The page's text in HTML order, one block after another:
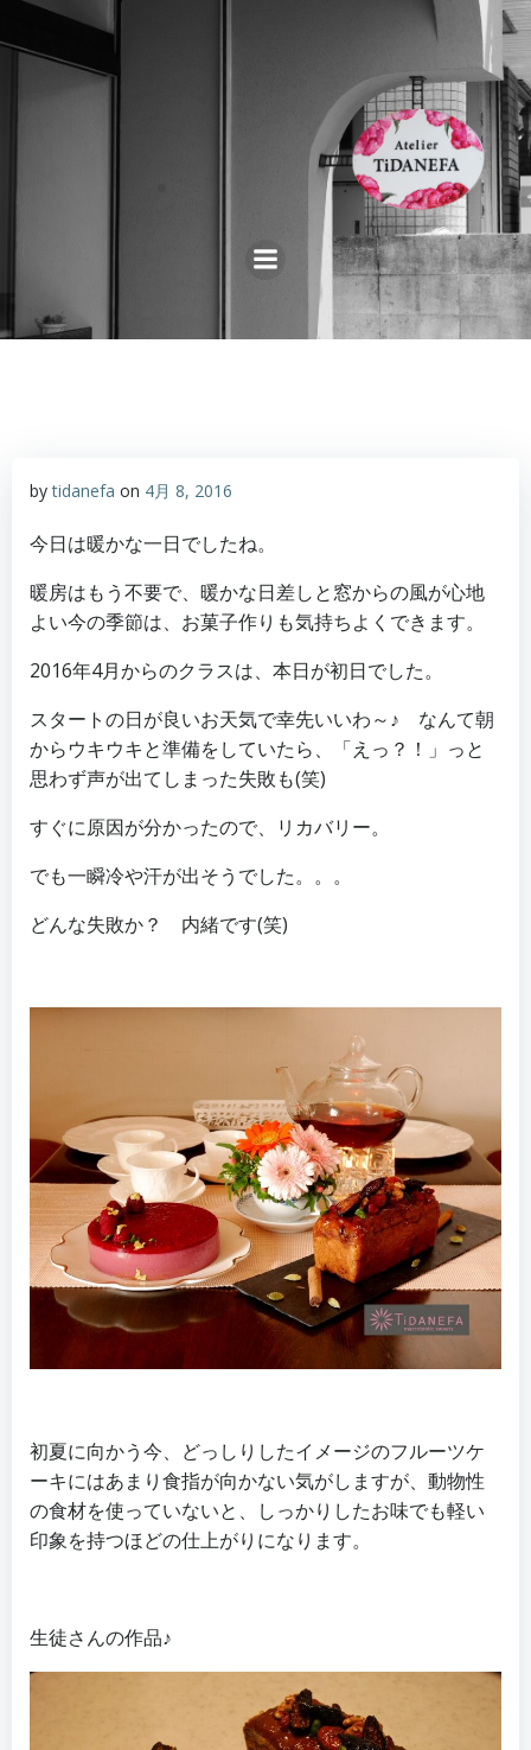
プ
bytidanefa on 4月 8, 2016
今日は暖かな一日でしたね。
暖房はもう不要で、暖かな日差しと窓からの風が心地
よい今の季節は、お菓子作りも気持ちよくできます。
2016年4月からのクラスは、本日が初日でした。
スタートの日が良いお天気で幸先いいわ～♪ なんて朝
からウキウキと準備をしていたら、「えっ？！」っと
思わず声が出てしまった失敗も(笑)
すぐに原因が分かったので、リカバリー。
でも一瞬冷や汗が出そうでした。。。
どんな失敗か？ 内緒です(笑)
初夏に向かう今、どっしりしたイメージのフルーツケ
ーキにはあまり食指が向かない気がしますが、動物性
の食材を使っていないと、しっかりしたお味でも軽い
印象を持つほどの仕上がりになります。
生徒さんの作品♪